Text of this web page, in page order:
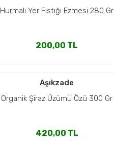
Hurmalı Yer Fıstığı Ezmesi 280 Gr
200,00 TL
Aşıkzade
Organik Şiraz Üzümü Özü 300 Gr
420,00 TL